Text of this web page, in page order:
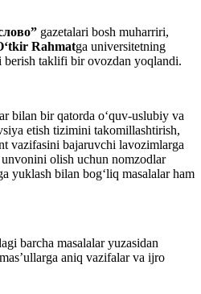
gazetalari bosh muharriri,
Rahmatga universitetning
berish taklifi bir ovozdan yoqlandi.
bilan bir qatorda o‘quv-uslubiy va
etish tizimini takomillashtirish,
vazifasini bajaruvchi lavozimlarga
olish uchun nomzodlar
yuklash bilan bog‘liq masalalar ham
barcha masalalar yuzasidan
aniq vazifalar va ijro